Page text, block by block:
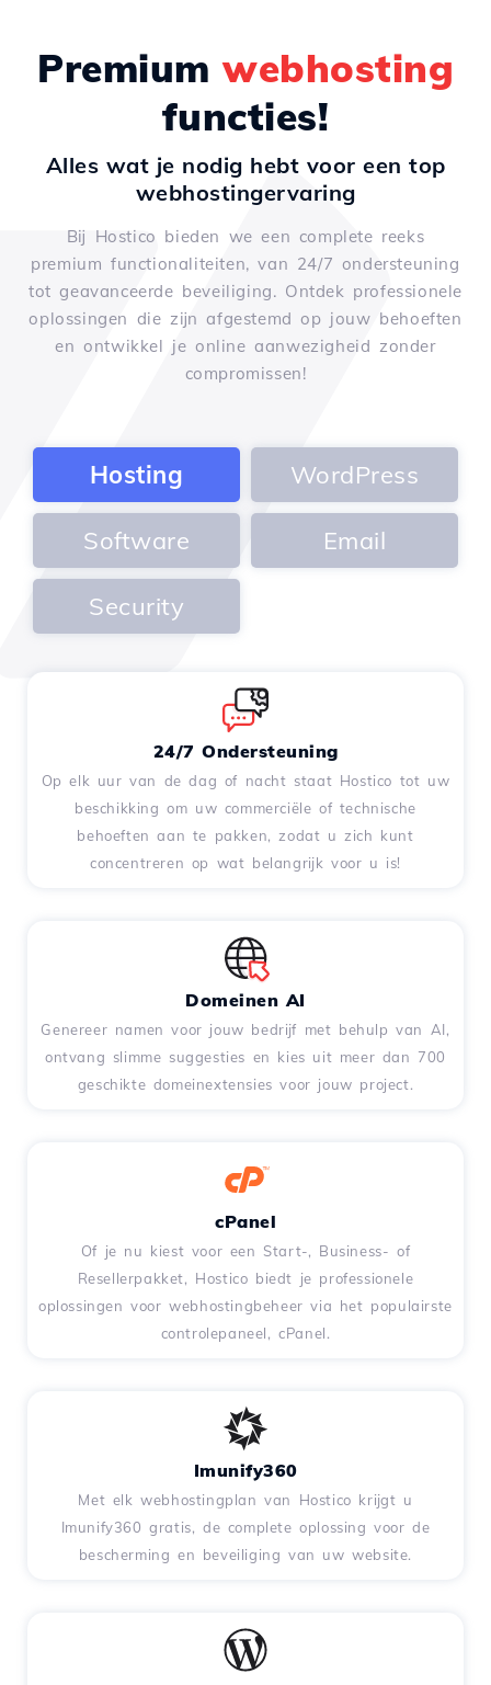
Premiumwebhosting
functies!
Alles wat je nodig hebt voor een top
webhostingervaring
Bij Hostico bieden we een complete reeks
premium functionaliteiten, van 24/7 ondersteuning
tot geavanceerde beveiliging. Ontdek professionele
oplossingen die zijn afgestemd op jouw behoeften
en ontwikkel je online aanwezigheid zonder
compromissen!
Hosting WordPress
Software Email
Security
24/7 Ondersteuning
Op elk uur van de dag of nacht staat Hostico tot uw
beschikking om uw commerciële of technische
behoeften aan te pakken, zodat u zich kunt
concentreren op wat belangrijk voor u is!
Domeinen AI
Genereer namen voor jouw bedrijf met behulp van AI,
ontvang slimme suggesties en kies uit meer dan 700
geschikte domeinextensies voor jouw project.
cPanel
Of je nu kiest voor een Start-, Business- of
Resellerpakket, Hostico biedt je professionele
oplossingen voor webhostingbeheer via het populairste
controlepaneel, cPanel.
Imunify360
Met elk webhostingplan van Hostico krijgt u
Imunify360 gratis, de complete oplossing voor de
bescherming en beveiliging van uw website.